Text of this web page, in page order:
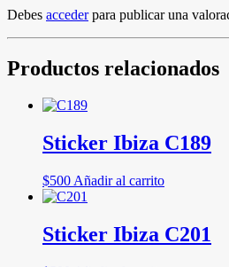
Debes accederpara publicar una
Productos relacionados
Sticker Ibiza C189
$500 Añadir al carrito
Sticker Ibiza C201